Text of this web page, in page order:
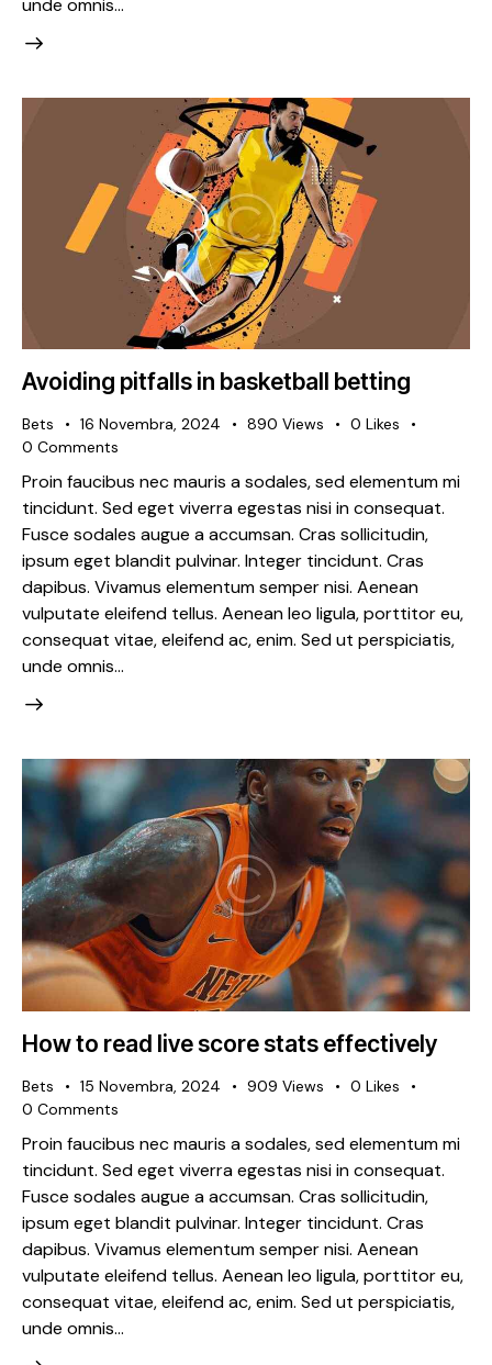
Avoiding pitfalls in basketball betting
Bets 16 Novembra, 2024 890 Views 0 Likes
0 Comments
Proin faucibus nec mauris a sodales, sed elementum mi
tincidunt. Sed eget viverra egestas nisi in consequat.
Fusce sodales augue a accumsan. Cras sollicitudin,
ipsum eget blandit pulvinar. Integer tincidunt. Cras
dapibus. Vivamus elementum semper nisi. Aenean
vulputate eleifend tellus. Aenean leo ligula, porttitor eu,
consequat vitae, eleifend ac, enim. Sed ut perspiciatis,
unde omnis…
How to read live score stats effectively
Bets 15 Novembra, 2024 909 Views 0 Likes
0 Comments
Proin faucibus nec mauris a sodales, sed elementum mi
tincidunt. Sed eget viverra egestas nisi in consequat.
Fusce sodales augue a accumsan. Cras sollicitudin,
ipsum eget blandit pulvinar. Integer tincidunt. Cras
dapibus. Vivamus elementum semper nisi. Aenean
vulputate eleifend tellus. Aenean leo ligula, porttitor eu,
consequat vitae, eleifend ac, enim. Sed ut perspiciatis,
unde omnis…